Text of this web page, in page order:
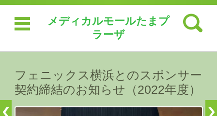
メディカルモールたまプ
ラーザ
検索:
コンテンツに移動
フェニックス横浜とのスポンサー
契約締結のお知らせ（2022年度）